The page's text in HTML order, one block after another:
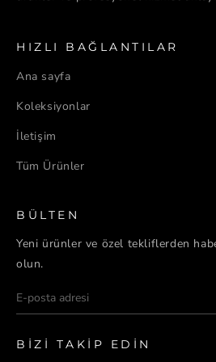
HIZLI BAĞLANTILAR
Ana sayfa
Koleksiyonlar
İletişim
Tüm Ürünler
BÜLTEN
Yeni ürünler ve özel tekliflerden
olun.
BIZI TAKIP EDIN